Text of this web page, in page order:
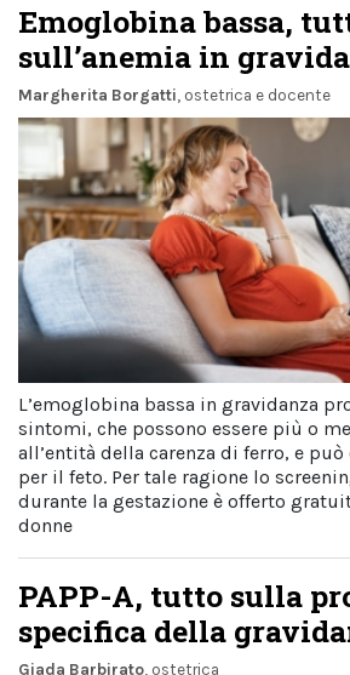
Emoglobina bassa,
sull’anemia in
Margherita Borgatti, ostetrica e docente
L’emoglobina bassa in gravidanza
sintomi, che possono essere più o
all’entità della carenza di ferro, e
per il feto. Per tale ragione lo
durante la gestazione è offerto
donne
PAPP-A, tutto sulla
specifica della
Giada Barbirato, ostetrica